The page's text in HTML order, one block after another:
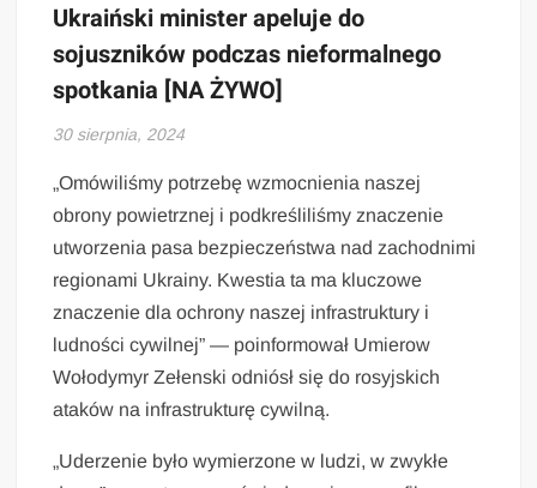
Ukraiński minister apeluje do
sojuszników podczas nieformalnego
spotkania [NA ŻYWO]
30 sierpnia, 2024
„Omówiliśmy potrzebę wzmocnienia naszej
obrony powietrznej i podkreśliliśmy znaczenie
utworzenia pasa bezpieczeństwa nad zachodnimi
regionami Ukrainy. Kwestia ta ma kluczowe
znaczenie dla ochrony naszej infrastruktury i
ludności cywilnej” — poinformował Umierow
Wołodymyr Zełenski odniósł się do rosyjskich
ataków na infrastrukturę cywilną.
„Uderzenie było wymierzone w ludzi, w zwykłe